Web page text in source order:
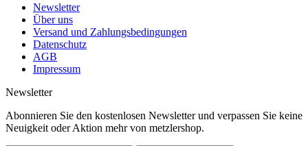
Newsletter
Über uns
Versand und Zahlungsbedingungen
Datenschutz
AGB
Impressum
Newsletter
Abonnieren Sie den kostenlosen Newsletter und verpassen Sie keine
Neuigkeit oder Aktion mehr von metzlershop.